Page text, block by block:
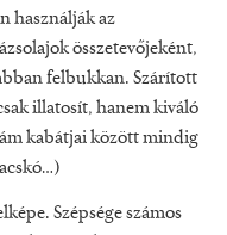
használják az
összetevőjeként,
felbukkan. Szárított
illatosít, hanem kiváló
kabátjai között mindig
Szépsége számos